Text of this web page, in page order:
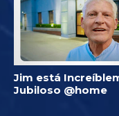
Jim está
Jubiloso @home